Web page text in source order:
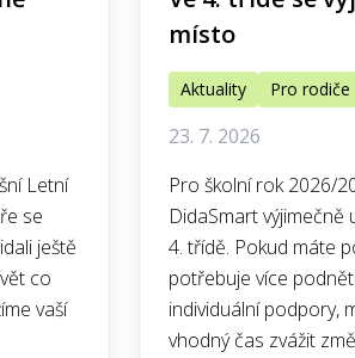
Letní
se
ještě
co
vaší
místo
Aktuality Pro rodiče
23. 7. 2026
Pro školní rok 2026/
DidaSmart
4. třídě. Pokud máte
potřebuje více
individuální podpory,
vhodný čas zvážit